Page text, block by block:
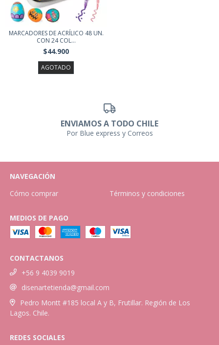
MARCADORES DE ACRÍLICO 48 UN.
CON 24 COL...
$44.900
AGOTADO
ENVIAMOS A TODO CHILE
Por Blue express y Correos
NAVEGACIÓN
Cómo comprar
Términos y condiciones
MEDIOS DE PAGO
CONTACTANOS
+56 9 4039 9019
disenartetienda@gmail.com
Pedro Montt #185 local A y B, Frutillar. Región de Los
Lagos. Chile.
REDES SOCIALES